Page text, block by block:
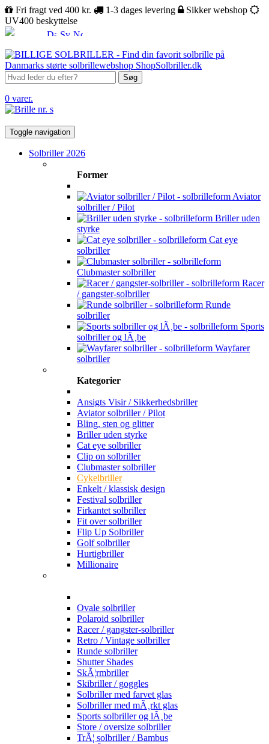
Fri fragt ved 400 kr. 1-3 dages levering
Sikker webshop
UV400 beskyttelse
Søg
0 varer.
Toggle navigation
Solbriller 2026
Former
Aviator
solbriller / Pilot
Briller uden
styrke
Cat eye
solbriller
Clubmaster solbriller
Racer
/ gangster-solbriller
Runde
solbriller
Sports
solbriller og lÃ¸be
Wayfarer
solbriller
Kategorier
Ansigts Visir / Sikkerhedsbriller
Aviator solbriller / Pilot
Bling, sten og glitter
Briller uden styrke
Cat eye solbriller
Clip on solbriller
Clubmaster solbriller
Cykelbriller
Enkelt / klassisk design
Festival solbriller
Firkantet solbriller
Fit over solbriller
Flip Up Solbriller
Golf solbriller
Hurtigbriller
Millionaire
Ovale solbriller
Polaroid solbriller
Racer / gangster-solbriller
Retro / Vintage solbriller
Runde solbriller
Shutter Shades
SkÃ¦rmbriller
Skibriller / goggles
Solbriller med farvet glas
Solbriller med mÃ¸rkt glas
Sports solbriller og lÃ¸be
Store / oversize solbriller
TrÃ¦ solbriller / Bambus